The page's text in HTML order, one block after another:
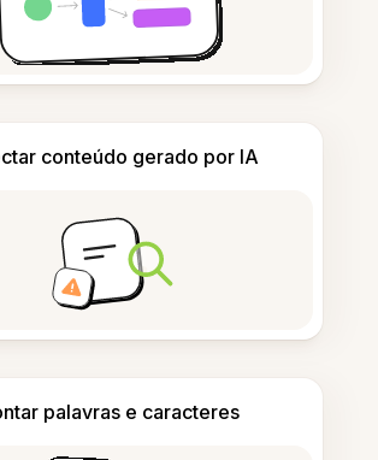
conteúdo gerado por IA
palavras e caracteres